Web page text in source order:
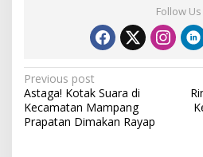
Follow Us
P
o
s
Previous post
Astaga! Kotak Suara di
Kecamatan Mampang
Prapatan Dimakan Rayap